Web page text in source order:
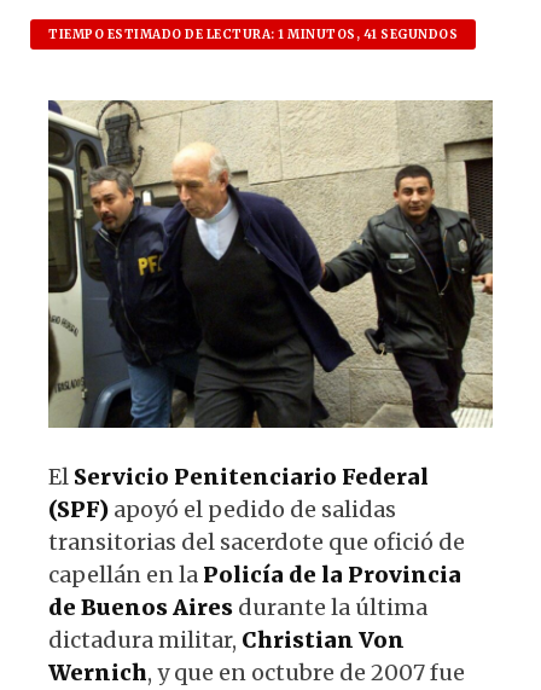
h
at
s
A
p
p
a
c
e
b
o
o
k
lu
es
k
y
el
e
g
ra
m
TIEMPO ESTIMADO DE LECTURA: 1 MINUTOS, 41 SEGUNDOS
El Servicio Penitenciario Federal
(SPF) apoyó el pedido de salidas
transitorias del sacerdote que ofició de
capellán en la Policía de la Provincia
de Buenos Aires durante la última
dictadura militar, Christian Von
Wernich, y que en octubre de 2007 fue